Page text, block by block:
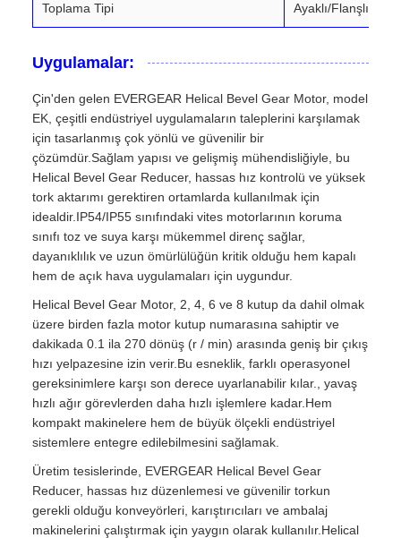
Toplama Tipi Ayaklı/Flanşlı
Uygulamalar:
Çin'den gelen EVERGEAR Helical Bevel Gear Motor, model
EK, çeşitli endüstriyel uygulamaların taleplerini karşılamak
için tasarlanmış çok yönlü ve güvenilir bir
çözümdür.Sağlam yapısı ve gelişmiş mühendisliğiyle, bu
Helical Bevel Gear Reducer, hassas hız kontrolü ve yüksek
tork aktarımı gerektiren ortamlarda kullanılmak için
idealdir.IP54/IP55 sınıfındaki vites motorlarının koruma
sınıfı toz ve suya karşı mükemmel direnç sağlar,
dayanıklılık ve uzun ömürlülüğün kritik olduğu hem kapalı
hem de açık hava uygulamaları için uygundur.
Helical Bevel Gear Motor, 2, 4, 6 ve 8 kutup da dahil olmak
üzere birden fazla motor kutup numarasına sahiptir ve
dakikada 0.1 ila 270 dönüş (r / min) arasında geniş bir çıkış
hızı yelpazesine izin verir.Bu esneklik, farklı operasyonel
gereksinimlere karşı son derece uyarlanabilir kılar., yavaş
hızlı ağır görevlerden daha hızlı işlemlere kadar.Hem
kompakt makinelere hem de büyük ölçekli endüstriyel
sistemlere entegre edilebilmesini sağlamak.
Üretim tesislerinde, EVERGEAR Helical Bevel Gear
Reducer, hassas hız düzenlemesi ve güvenilir torkun
gerekli olduğu konveyörleri, karıştırıcıları ve ambalaj
makinelerini çalıştırmak için yaygın olarak kullanılır.Helical